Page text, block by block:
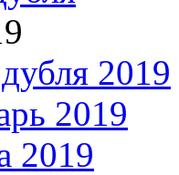
2019
2019
2019